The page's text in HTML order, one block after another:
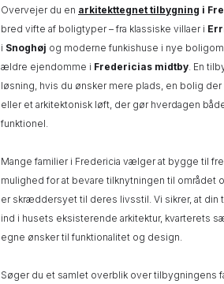
Overvejer du en arkitekttegnet tilbygning i
bred vifte af boligtyper – fra klassiske villaer i
i Snoghøj og moderne funkishuse i nye
ældre ejendomme i Fredericias midtby. En
løsning, hvis du ønsker mere plads, en bolig
eller et arkitektonisk løft, der gør hverdagen
funktionel.
Mange familier i Fredericia vælger at bygge til
mulighed for at bevare tilknytningen til området
er skræddersyet til deres livsstil. Vi sikrer, at din
ind i husets eksisterende arkitektur, kvarterets
egne ønsker til funktionalitet og design.
Søger du et samlet overblik over tilbygningens